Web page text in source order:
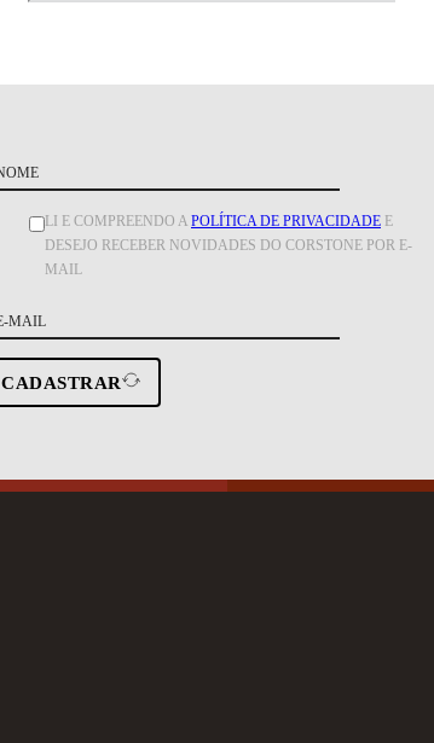
LI E COMPREENDO A POLÍTICA DE PRIVACIDADE E
DESEJO RECEBER NOVIDADES DO CORSTONE POR E-
MAIL
CADASTRAR